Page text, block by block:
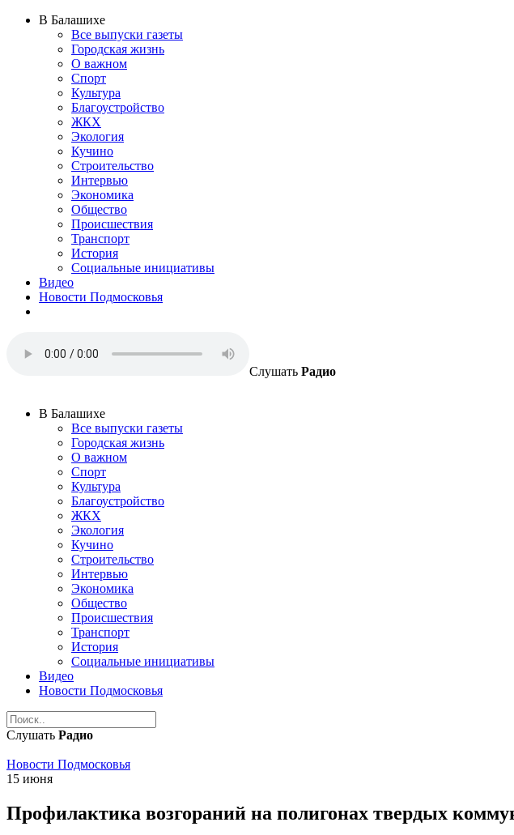
В Балашихе
Все выпуски газеты
Городская жизнь
О важном
Спорт
Культура
Благоустройство
ЖКХ
Экология
Кучино
Строительство
Интервью
Экономика
Общество
Происшествия
Транспорт
История
Социальные инициативы
Видео
Новости Подмосковья
Слушать Радио
В Балашихе
Все выпуски газеты
Городская жизнь
О важном
Спорт
Культура
Благоустройство
ЖКХ
Экология
Кучино
Строительство
Интервью
Экономика
Общество
Происшествия
Транспорт
История
Социальные инициативы
Видео
Новости Подмосковья
Слушать Радио
Новости Подмосковья
15 июня
Профилактика возгораний на полигонах твердых